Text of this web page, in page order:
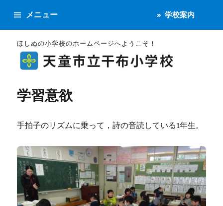
ほしぬの小学校のホームページへようこそ！
メニュー 学校案内
学習意欲
手拍子のリズムに乗って，詩の音読している1年生。